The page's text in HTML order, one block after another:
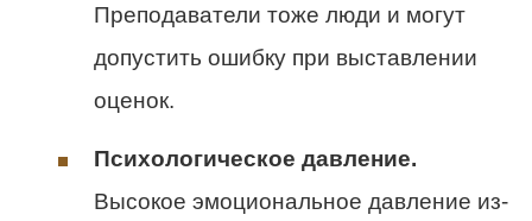
Преподаватели тоже люди и могут
допустить ошибку при выставлении
оценок.
Психологическое давление.
Высокое эмоциональное давление из-